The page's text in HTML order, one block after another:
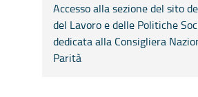
Accesso alla sezione del sito
del Lavoro e delle Politiche
dedicata alla Consigliera
Parità